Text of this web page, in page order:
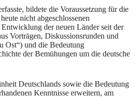
bildete die Voraussetzung für die
nicht abgeschlossenen
der neuen Länder seit der
Vorträgen, Diskussionsrunden und
Ost“) und die Bedeutung
der Bemühungen um die deutsche
Deutschlands sowie die Bedeutung
Kenntnisse erweitern, am